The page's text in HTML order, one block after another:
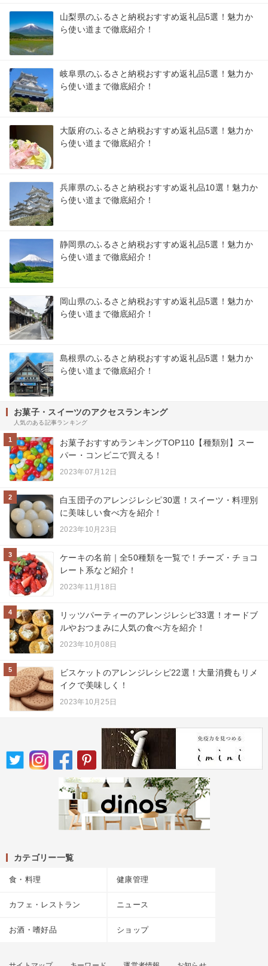
山梨県のふるさと納税おすすめ返礼品5選！魅力か
ら使い道まで徹底紹介！
岐阜県のふるさと納税おすすめ返礼品5選！魅力か
ら使い道まで徹底紹介！
大阪府のふるさと納税おすすめ返礼品5選！魅力か
ら使い道まで徹底紹介！
兵庫県のふるさと納税おすすめ返礼品10選！魅力か
ら使い道まで徹底紹介！
静岡県のふるさと納税おすすめ返礼品5選！魅力か
ら使い道まで徹底紹介！
岡山県のふるさと納税おすすめ返礼品5選！魅力か
ら使い道まで徹底紹介！
島根県のふるさと納税おすすめ返礼品5選！魅力か
ら使い道まで徹底紹介！
お菓子・スイーツのアクセスランキング
人気のある記事ランキング
1
お菓子おすすめランキングTOP110【種類別】スー
パー・コンビニで買える！
2023年07月12日
2
白玉団子のアレンジレシピ30選！スイーツ・料理別
に美味しい食べ方を紹介！
2023年10月23日
3
ケーキの名前｜全50種類を一覧で！チーズ・チョコ
レート系など紹介！
2023年11月18日
4
リッツパーティーのアレンジレシピ33選！オードブ
ルやおつまみに人気の食べ方を紹介！
2023年10月08日
5
ビスケットのアレンジレシピ22選！大量消費もリメ
イクで美味しく！
2023年10月25日
カテゴリー一覧
食・料理 健康管理
カフェ・レストラン ニュース
お酒・嗜好品 ショップ